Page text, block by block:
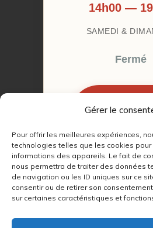
Gérer le
Pour offrir les meilleures expériences,
technologies telles que les cookies
informations des appareils. Le fait de
nous permettra de traiter des données
de navigation ou les ID uniques sur ce
consentir ou de retirer son
sur certaines caractéristiques et
14h00 —
SAMEDI &
Fermé
RENDEZ-
© 2022 – 2026Autour